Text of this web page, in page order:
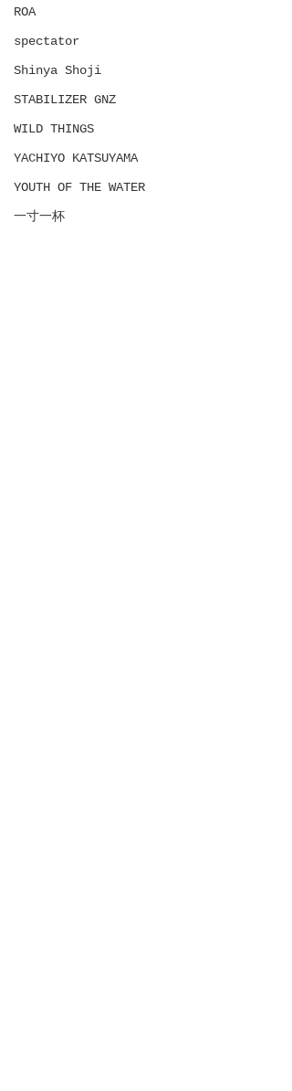
ROA
spectator
Shinya Shoji
STABILIZER GNZ
WILD THINGS
YACHIYO KATSUYAMA
YOUTH OF THE WATER
一寸一杯